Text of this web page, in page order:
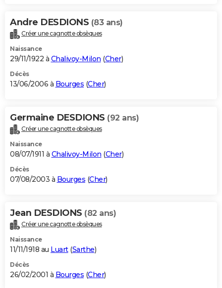
Andre DESDIONS (83 ans)
Créer une cagnotte obsèques
Naissance
29/11/1922 à Chalivoy-Milon (Cher)
Décès
13/06/2006 à Bourges (Cher)
Germaine DESDIONS (92 ans)
Créer une cagnotte obsèques
Naissance
08/07/1911 à Chalivoy-Milon (Cher)
Décès
07/08/2003 à Bourges (Cher)
Jean DESDIONS (82 ans)
Créer une cagnotte obsèques
Naissance
11/11/1918 au Luart(Sarthe)
Décès
26/02/2001 à Bourges (Cher)